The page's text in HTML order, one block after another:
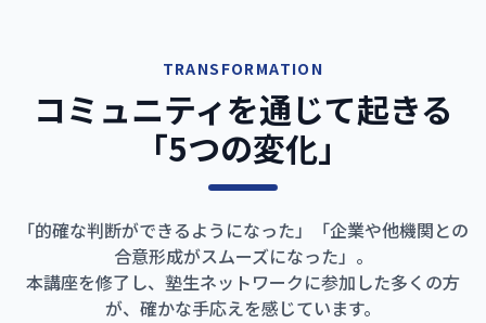
TRANSFORMATION
コミュニティを通じて起きる
「5つの変化」
「的確な判断ができるようになった」「企業や他機関との
合意形成がスムーズになった」。
本講座を修了し、塾生ネットワークに参加した多くの方
が、確かな手応えを感じています。